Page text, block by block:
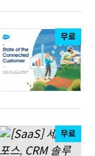
무료
무료